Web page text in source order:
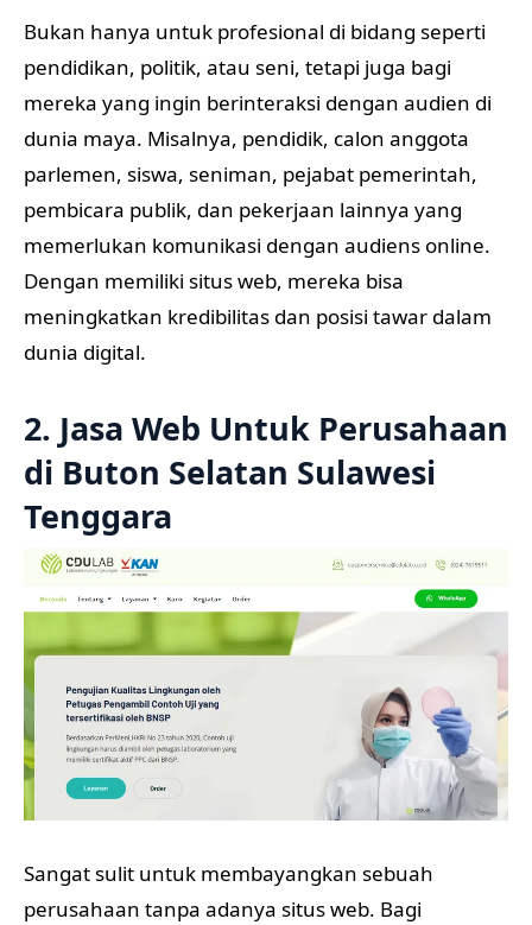
Bukan hanya untuk profesional di bidang seperti
pendidikan, politik, atau seni, tetapi juga bagi
mereka yang ingin berinteraksi dengan audien di
dunia maya. Misalnya, pendidik, calon anggota
parlemen, siswa, seniman, pejabat pemerintah,
pembicara publik, dan pekerjaan lainnya yang
memerlukan komunikasi dengan audiens online.
Dengan memiliki situs web, mereka bisa
meningkatkan kredibilitas dan posisi tawar dalam
dunia digital.
2. Jasa Web Untuk Perusahaan
di Buton Selatan Sulawesi
Tenggara
Sangat sulit untuk membayangkan sebuah
perusahaan tanpa adanya situs web. Bagi